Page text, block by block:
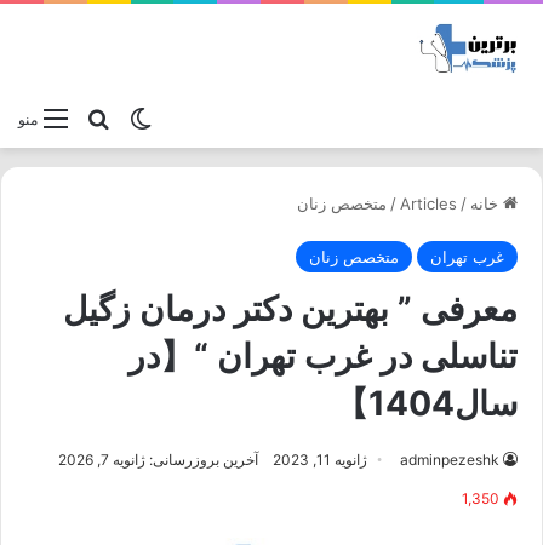
منوجستجو
تغییر پوسته
خانه /
Articles
/ متخصص زنان
غرب تهران متخصص زنان
معرفی ” بهترین دکتر درمان زگیل
تناسلی در غرب تهران “【در
سال1404】
adminpezeshk ژانویه 11, 2023 آخرین بروزرسانی: ژانویه 7, 2026
1,350